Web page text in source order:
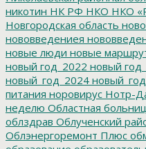
никотин НК РФ НКО НКО
Новгородская область
нововведениея
новые люди новые
новый год_2022 новый
новый_год_2024
питания норовирус Нотр-
неделю Областная
облздрав Облученский
Облэнергоремонт Плюс